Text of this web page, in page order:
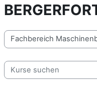
Kursbereiche
Kurse suchen